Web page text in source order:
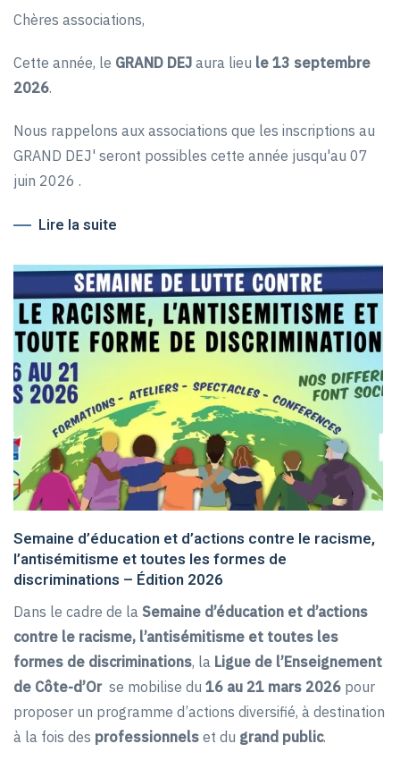
Chères associations,
Cette année, le GRAND DEJ aura lieu le 13 septembre
2026.
Nous rappelons aux associations que les inscriptions au
GRAND DEJ' seront possibles cette année jusqu'au 07
juin 2026 .
Lire la suite
Semaine d’éducation et d’actions contre le racisme,
l’antisémitisme et toutes les formes de
discriminations – Édition 2026
Dans le cadre de la Semaine d’éducation et d’actions
contre le racisme, l’antisémitisme et toutes les
formes de discriminations, la Ligue de l’Enseignement
de Côte-d’Or se mobilise du 16 au 21 mars 2026 pour
proposer un programme d’actions diversifié, à destination
à la fois des professionnels et du grand public.